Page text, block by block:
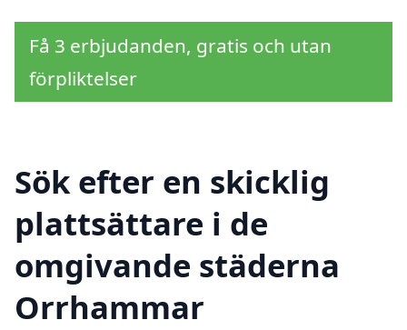
Få 3 erbjudanden, gratis och utan
förpliktelser
Sök efter en skicklig
plattsättare i de
omgivande städerna
Orrhammar